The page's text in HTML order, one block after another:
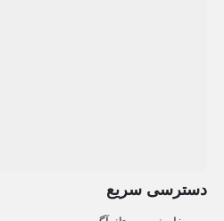
دسترسی سریع